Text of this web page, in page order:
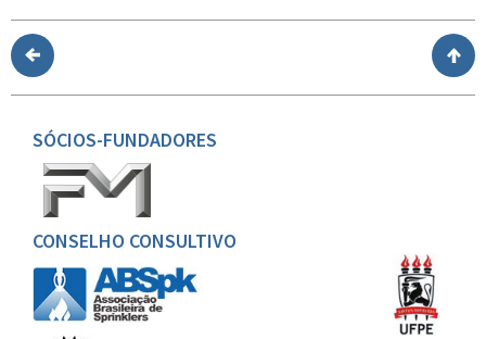
SÓCIOS-FUNDADORES
CONSELHO CONSULTIVO